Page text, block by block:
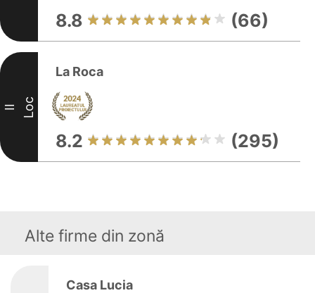
8.8 (66)
II Loc
La Roca
8.2 (295)
Alte firme din zonă
Casa Lucia